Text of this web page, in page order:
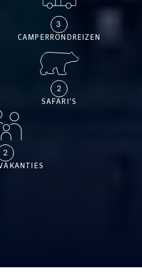
CAMPERRONDREIZEN
3
SAFARI'S
2
2